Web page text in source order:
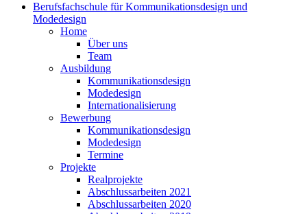
Berufsfachschule für Kommunikationsdesign und
Modedesign
Home
Über uns
Team
Ausbildung
Kommunikationsdesign
Modedesign
Internationalisierung
Bewerbung
Kommunikationsdesign
Modedesign
Termine
Projekte
Realprojekte
Abschlussarbeiten 2021
Abschlussarbeiten 2020